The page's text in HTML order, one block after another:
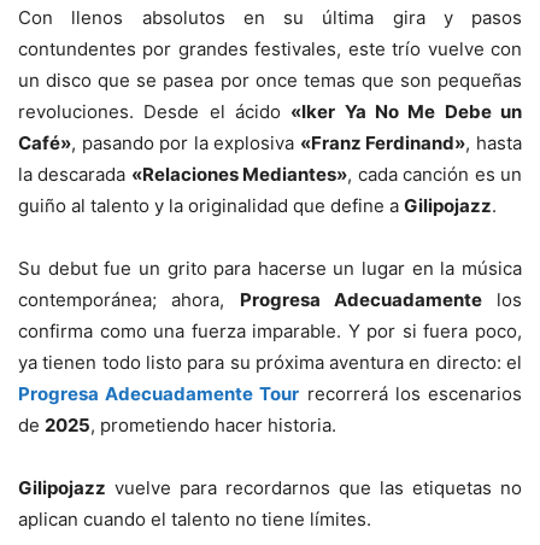
Con llenos absolutos en su última gira y pasos
contundentes por grandes festivales, este trío vuelve con
un disco que se pasea por once temas que son pequeñas
revoluciones. Desde el ácido «Iker Ya No Me Debe un
Café», pasando por la explosiva «Franz Ferdinand», hasta
la descarada «Relaciones Mediantes», cada canción es un
guiño al talento y la originalidad que define a Gilipojazz.
Su debut fue un grito para hacerse un lugar en la música
contemporánea; ahora, Progresa Adecuadamentelos
confirma como una fuerza imparable. Y por si fuera poco,
ya tienen todo listo para su próxima aventura en directo: el
Progresa Adecuadamente Tour recorrerá los escenarios
de 2025, prometiendo hacer historia.
Gilipojazz vuelve para recordarnos que las etiquetas no
aplican cuando el talento no tiene límites.